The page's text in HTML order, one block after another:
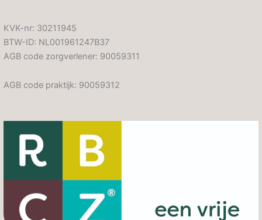
KVK-nr: 30211945
BTW-ID: NL001961247B37
AGB code zorgverlener: 90059311
AGB code praktijk: 90059312